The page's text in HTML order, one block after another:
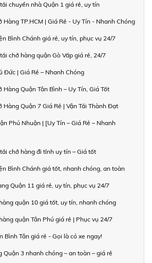
chuyển nhà Quận 1 giá rẻ, uy tín
Hàng TP.HCM | Giá Rẻ - Uy Tín - Nhanh Chóng
Bình Chánh giá rẻ, uy tín, phục vụ 24/7
chở hàng quận Gò Vấp giá rẻ, 24/7
Đức | Giá Rẻ – Nhanh Chóng
Hàng Quận Tân Bình – Uy Tín, Giá Tốt
Hàng Quận 7 Giá Rẻ | Vận Tải Thành Đạt
Phú Nhuận | [Uy Tín – Giá Rẻ – Nhanh
chở hàng đi tỉnh uy tín – Giá tốt
Bình Chánh giá tốt, nhanh chóng, an toàn
Quận 11 giá rẻ, uy tín, phục vụ 24/7
quận 10 giá tốt, uy tín, nhanh chóng
quận Tân Phú giá rẻ | Phục vụ 24/7
Bình Tân giá rẻ - Gọi là có xe ngay!
Quận 3 nhanh chóng – an toàn – giá rẻ